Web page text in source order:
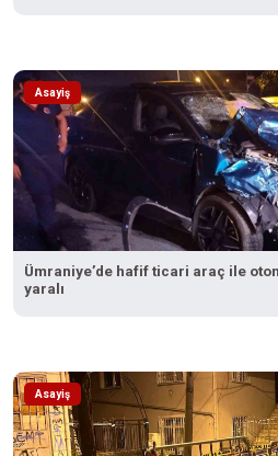
Asayiş
Ümraniye’de hafif ticari araç ile
yaralı
Asayiş